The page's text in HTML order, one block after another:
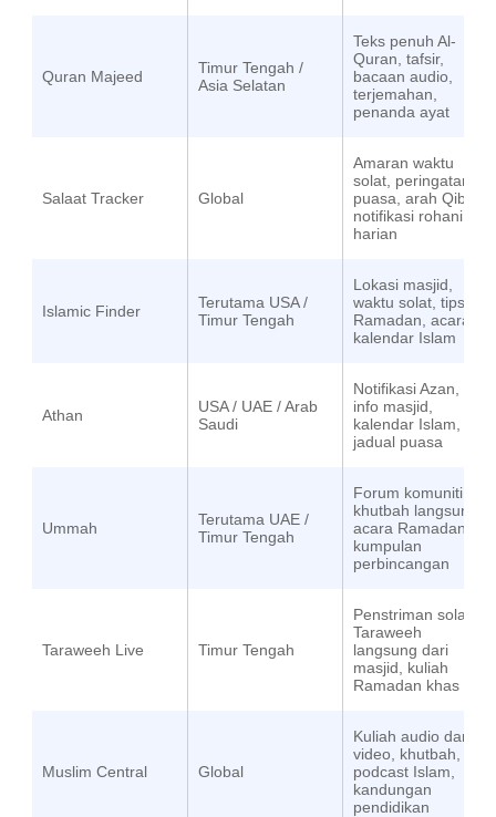
Quran Majeed
Timur Tengah /
Asia Selatan
Teks penuh Al-
Quran, tafsir,
bacaan audio,
terjemahan,
penanda ayat
Salaat Tracker Global
Amaran waktu
solat, peringatan
puasa, arah Qibla,
notifikasi rohani
harian
Islamic Finder
Terutama USA /
Timur Tengah
Lokasi masjid,
waktu solat, tips
Ramadan, acara
kalendar Islam
Athan
USA / UAE / Arab
Saudi
Notifikasi Azan,
info masjid,
kalendar Islam,
jadual puasa
Ummah
Terutama UAE /
Timur Tengah
Forum komuniti,
khutbah langsung,
acara Ramadan,
kumpulan
perbincangan
Taraweeh Live Timur Tengah
Penstriman solat
Taraweeh
langsung dari
masjid, kuliah
Ramadan khas
Muslim Central Global
Kuliah audio dan
video, khutbah,
podcast Islam,
kandungan
pendidikan